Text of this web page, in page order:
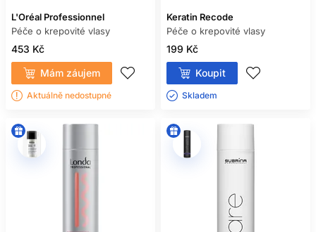
L'Oréal Professionnel
Péče o krepovité vlasy
453 Kč
Mám záujem
Aktuálně nedostupné
Keratin Recode
Péče o krepovité vlasy
199 Kč
Koupit
Skladem ㅤ